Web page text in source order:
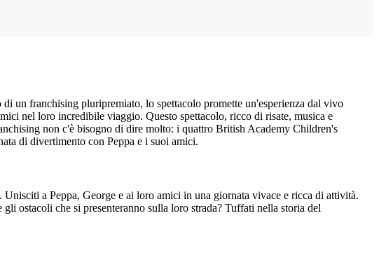
un franchising pluripremiato, lo spettacolo promette un'esperienza dal vivo
nel loro incredibile viaggio. Questo spettacolo, ricco di risate, musica e
non c'è bisogno di dire molto: i quattro British Academy Children's
di divertimento con Peppa e i suoi amici.
a Peppa, George e ai loro amici in una giornata vivace e ricca di attività.
ostacoli che si presenteranno sulla loro strada? Tuffati nella storia del